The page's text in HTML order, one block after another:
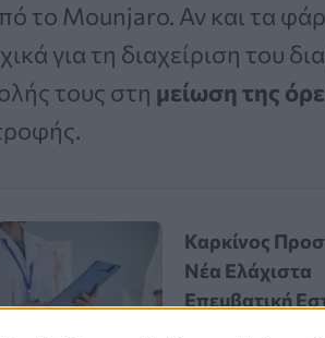
το Mounjaro. Αν και τα
για τη διαχείριση του
τους στη μείωση της
Καρκίνος
Νέα Ελάχιστα
Επεμβατική